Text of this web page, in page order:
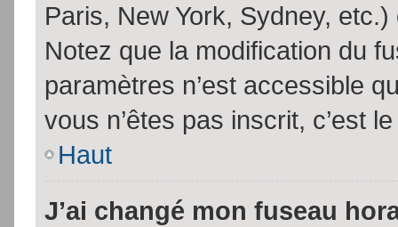
Paris, New York, Sydney,
Notez que la modification du
paramètres n’est accessible
vous n’êtes pas inscrit, c’est
Haut
J’ai changé mon fuseau